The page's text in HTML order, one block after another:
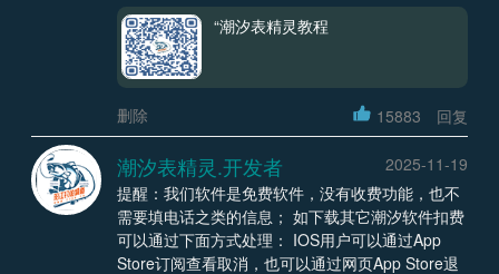
“潮汐表精灵教程
删除 15883 回复
潮汐表精灵.开发者
2025-11-19
提醒：我们软件是免费软件，没有收费功能，也不
需要填电话之类的信息； 如下载其它潮汐软件扣费
可以通过下面方式处理： IOS用户可以通过App
Store订阅查看取消，也可以通过网页App Store退